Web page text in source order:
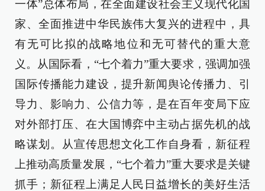
一体”总体布局，在全面建设社会主义现代化国
家、全面推进中华民族伟大复兴的进程中，具
有无可比拟的战略地位和无可替代的重大意
义。从国际看，“七个着力”重大要求，强调加强
国际传播能力建设，提升新闻舆论传播力、引
导力、影响力、公信力等，是在百年变局下应
对外部打压、在大国博弈中主动占据先机的战
略谋划。从宣传思想文化工作自身看，新征程
上推动高质量发展，“七个着力”重大要求是关键
抓手；新征程上满足人民日益增长的美好生活